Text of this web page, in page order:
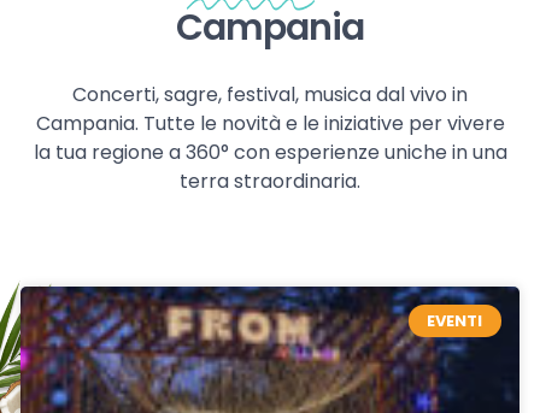
Campania
Concerti, sagre, festival, musica dal vivo in
Campania. Tutte le novità e le iniziative per vivere
la tua regione a 360° con esperienze uniche in una
terra straordinaria.
EVENTI